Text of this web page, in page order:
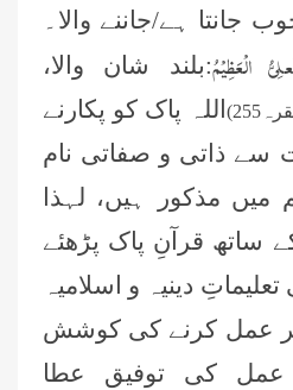
جانتا ہے/جاننے والا۔
الْعَظِیْمُ:بلند شان
والا،
255
)اللہ پاک کو پکارنے
سے ذاتی و صفاتی نام
میں مذکور ہیں، لہذا
ساتھ قرآنِ پاک پڑھئے
دینیہ و اسلامیہ
عمل کرنے کی کوشش
عمل کی توفیق عطا